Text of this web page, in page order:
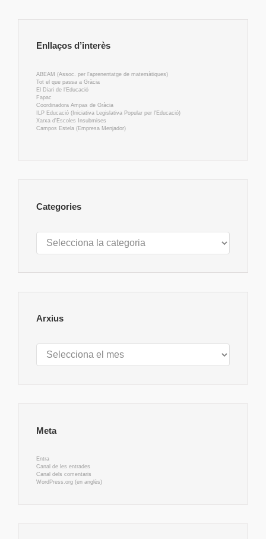
Enllaços d’interès
ABEAM (Assoc. per l'aprenentatge de matemàtiques)
Tot el que passa a Gràcia
El Diari de l'Educació
Fapac
Coordinadora Ampas de Gràcia
ILP Educació (Iniciativa Legislativa Popular per l'Educació)
Xarxa d'Escoles Insubmises
Campos Estela (Empresa Menjador)
Categories
Categories
Arxius
Arxius
Meta
Entra
Canal de les entrades
Canal dels comentaris
WordPress.org (en anglès)